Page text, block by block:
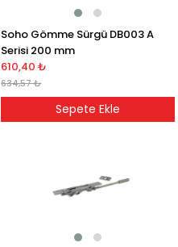
Soho Gömme Sürgü DB003 A
Serisi 200 mm
610,40 ₺
634,57 ₺
Sepete Ekle